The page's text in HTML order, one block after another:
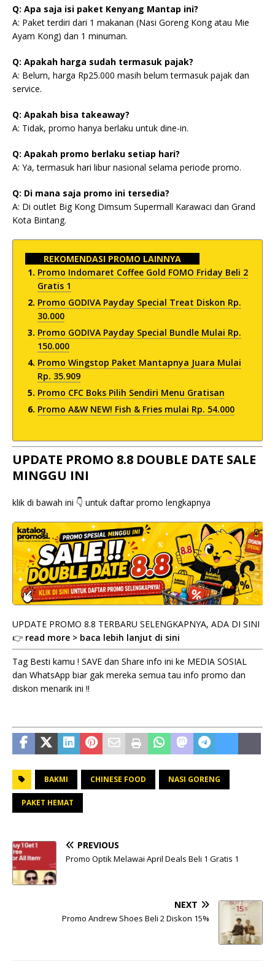
Q: Apa saja isi paket Kenyang Mantap ini?
A: Paket terdiri dari 1 makanan (Nasi Goreng Kong atau Mie
Ayam Kong) dan 1 minuman.
Q: Apakah harga sudah termasuk pajak?
A: Belum, harga Rp25.000 masih belum termasuk pajak dan
service.
Q: Apakah bisa takeaway?
A: Tidak, promo hanya berlaku untuk dine-in.
Q: Apakah promo berlaku setiap hari?
A: Ya, termasuk hari libur nasional selama periode promo.
Q: Di mana saja promo ini tersedia?
A: Di outlet Big Kong Dimsum Supermall Karawaci dan Grand
Kota Bintang.
REKOMENDASI PROMO LAINNYA
Promo Indomaret Coffee Gold FOMO Friday Beli 2
Gratis 1
Promo GODIVA Payday Special Treat Diskon Rp.
30.000
Promo GODIVA Payday Special Bundle Mulai Rp.
150.000
Promo Wingstop Paket Mantapnya Juara Mulai
Rp. 35.909
Promo CFC Boks Pilih Sendiri Menu Gratisan
Promo A&W NEW! Fish & Fries mulai Rp. 54.000
UPDATE PROMO 8.8 DOUBLE DATE SALE
MINGGU INI
klik di bawah ini 👇 untuk daftar promo lengkapnya
UPDATE PROMO 8.8 TERBARU SELENGKAPNYA, ADA DI SINI
👉 read more > baca lebih lanjut di sini
Tag Besti kamu ! SAVE dan Share info ini ke MEDIA SOSIAL
dan WhatsApp biar gak mereka semua tau info promo dan
diskon menarik ini !!
BAKMI CHINESE FOOD NASI GORENG
PAKET HEMAT
PREVIOUS
Promo Optik Melawai April Deals Beli 1 Gratis 1
NEXT
Promo Andrew Shoes Beli 2 Diskon 15%